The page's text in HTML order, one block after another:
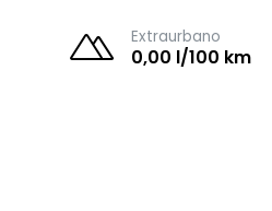
Extraurbano
0,00 l/100 km